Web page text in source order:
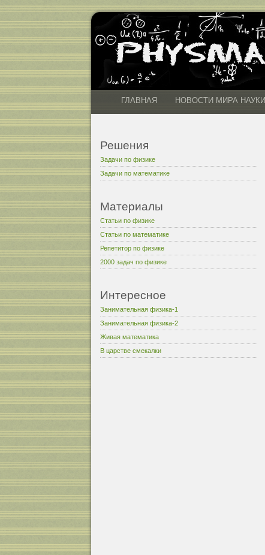
ГЛАВНАЯ НОВОСТИ МИРА НАУКИ
Решения
Задачи по физике
Задачи по математике
Материалы
Статьи по физике
Статьи по математике
Репетитор по физике
2000 задач по физике
Интересное
Занимательная физика-1
Занимательная физика-2
Живая математика
В царстве смекалки